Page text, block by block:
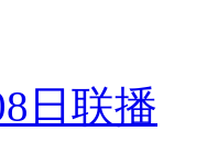
日联播